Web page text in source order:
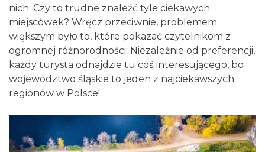
nich. Czy to trudne znaleźć tyle ciekawych
miejscówek? Wręcz przeciwnie, problemem
większym było to, które pokazać czytelnikom z
ogromnej różnorodności. Niezależnie od preferencji,
każdy turysta odnajdzie tu coś interesującego, bo
województwo śląskie to jeden z najciekawszych
regionów w Polsce!